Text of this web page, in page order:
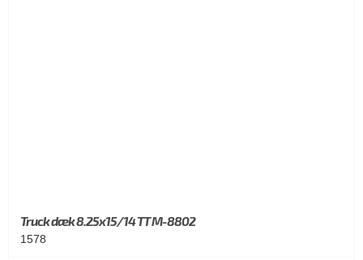
Truck dæk 8.25x15/14 TT M-8802
1578